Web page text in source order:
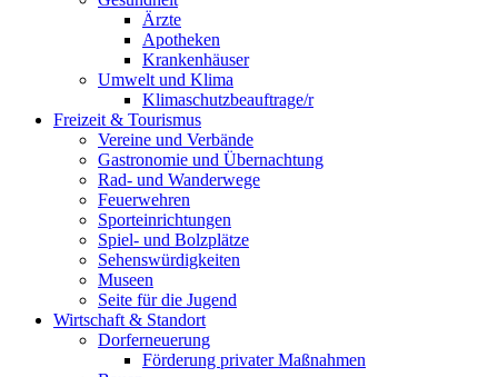
Ärzte
Apotheken
Krankenhäuser
Umwelt und Klima
Klimaschutzbeauftrage/r
Freizeit & Tourismus
Vereine und Verbände
Gastronomie und Übernachtung
Rad- und Wanderwege
Feuerwehren
Sporteinrichtungen
Spiel- und Bolzplätze
Sehenswürdigkeiten
Museen
Seite für die Jugend
Wirtschaft & Standort
Dorferneuerung
Förderung privater Maßnahmen